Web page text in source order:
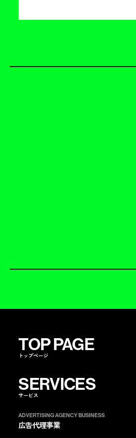
TOP PAGE
トップページ
SERVICES
サービス
ADVERTISING AGENCY BUSINESS
広告代理事業